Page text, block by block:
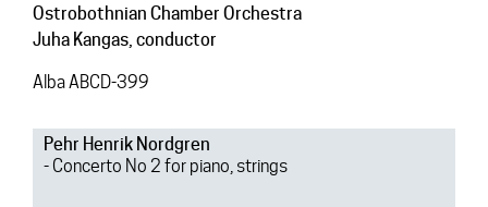
Ostrobothnian Chamber Orchestra
Juha Kangas, conductor
Alba ABCD-399
Pehr Henrik Nordgren
- Concerto No 2 for piano, strings